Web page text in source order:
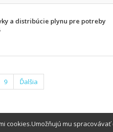
a distribúcie plynu pre potreby
9 Ďalšia
cookies.Umožňujú mu